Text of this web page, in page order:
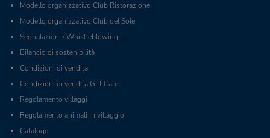
Modello organizzativo Club Ristorazione
Modello organizzativo Club del Sole
Segnalazioni / Whistleblowing
Bilancio di sostenibilità
Condizioni di vendita
Condizioni di vendita Gift Card
Regolamento villaggi
Regolamento animali in villaggio
Catalogo